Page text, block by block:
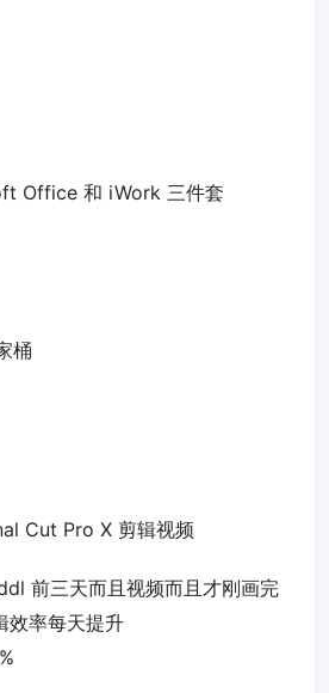
Office 和 iWork 三件套
桶
Cut Pro X 剪辑视频
前三天而且视频而且才刚画完
效率每天提升